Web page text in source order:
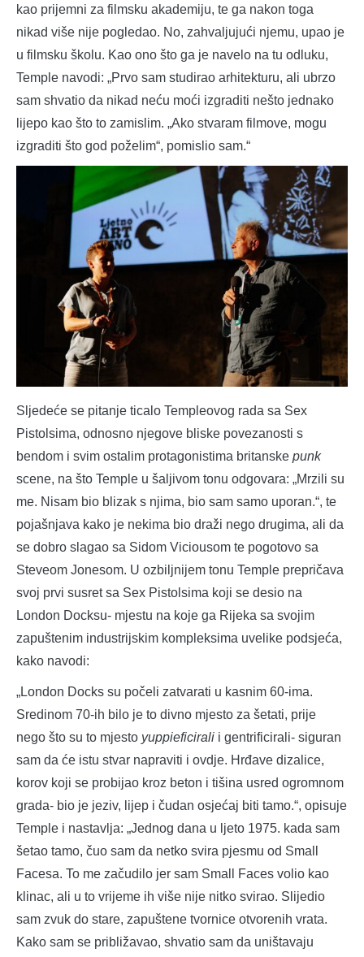
kao prijemni za filmsku akademiju, te ga nakon toga
nikad više nije pogledao. No, zahvaljujući njemu, upao je
u filmsku školu. Kao ono što ga je navelo na tu odluku,
Temple navodi: „Prvo sam studirao arhitekturu, ali ubrzo
sam shvatio da nikad neću moći izgraditi nešto jednako
lijepo kao što to zamislim. „Ako stvaram filmove, mogu
izgraditi što god poželim“, pomislio sam.“
Sljedeće se pitanje ticalo Templeovog rada sa Sex
Pistolsima, odnosno njegove bliske povezanosti s
bendom i svim ostalim protagonistima britanske punk
scene, na što Temple u šaljivom tonu odgovara: „Mrzili su
me. Nisam bio blizak s njima, bio sam samo uporan.“, te
pojašnjava kako je nekima bio draži nego drugima, ali da
se dobro slagao sa Sidom Viciousom te pogotovo sa
Steveom Jonesom. U ozbiljnijem tonu Temple prepričava
svoj prvi susret sa Sex Pistolsima koji se desio na
London Docksu- mjestu na koje ga Rijeka sa svojim
zapuštenim industrijskim kompleksima uvelike podsjeća,
kako navodi:
„London Docks su počeli zatvarati u kasnim 60-ima.
Sredinom 70-ih bilo je to divno mjesto za šetati, prije
nego što su to mjesto yuppieficirali i gentrificirali- siguran
sam da će istu stvar napraviti i ovdje. Hrđave dizalice,
korov koji se probijao kroz beton i tišina usred ogromnom
grada- bio je jeziv, lijep i čudan osjećaj biti tamo.“, opisuje
Temple i nastavlja: „Jednog dana u ljeto 1975. kada sam
šetao tamo, čuo sam da netko svira pjesmu od Small
Facesa. To me začudilo jer sam Small Faces volio kao
klinac, ali u to vrijeme ih više nije nitko svirao. Slijedio
sam zvuk do stare, zapuštene tvornice otvorenih vrata.
Kako sam se približavao, shvatio sam da uništavaju